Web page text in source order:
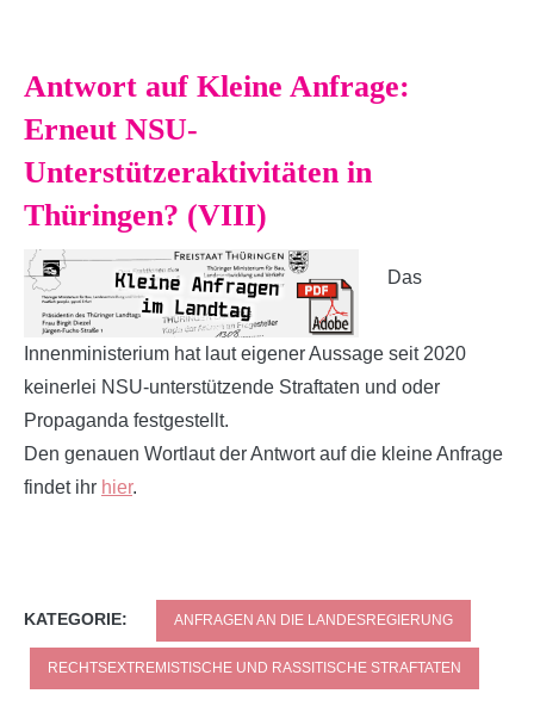
Antwort auf Kleine Anfrage:
Erneut NSU-
Unterstützeraktivitäten in
Thüringen? (VIII)
Das
Innenministerium hat laut eigener Aussage seit 2020
keinerlei NSU-unterstützende Straftaten und oder
Propaganda festgestellt.
Den genauen Wortlaut der Antwort auf die kleine Anfrage
findet ihr hier.
KATEGORIE: ANFRAGEN AN DIE LANDESREGIERUNG
RECHTSEXTREMISTISCHE UND RASSITISCHE STRAFTATEN